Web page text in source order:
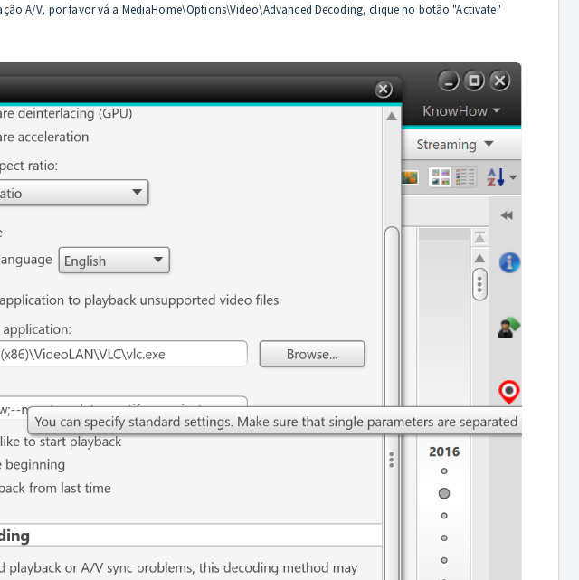
A/V, por favor vá a MediaHome\Options\Video\Advanced Decoding, clique no botão "Activate"